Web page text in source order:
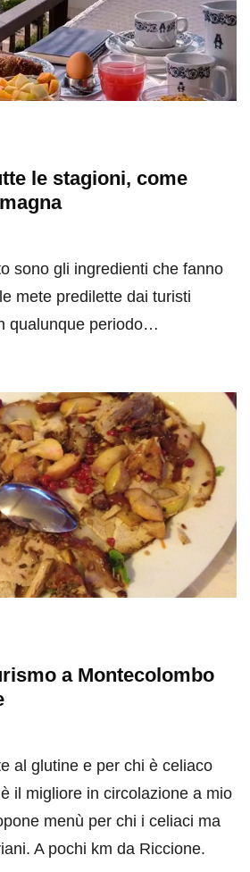
le stagioni, come
sono gli ingredienti che fanno
mete predilette dai turisti
qualunque periodo…
a Montecolombo
al glutine e per chi è celiaco
il migliore in circolazione a mio
menù per chi i celiaci ma
A pochi km da Riccione.